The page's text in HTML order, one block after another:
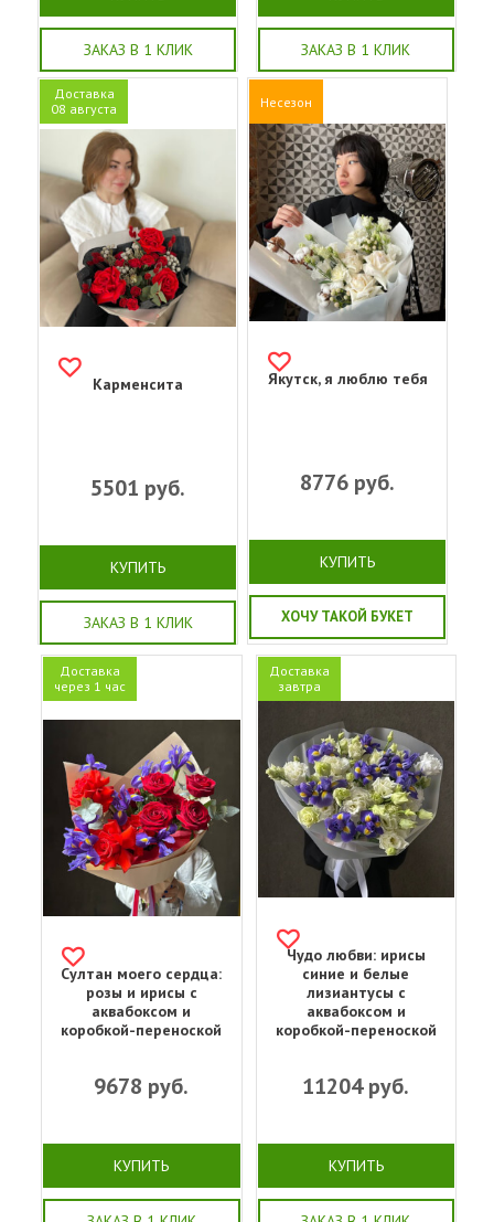
ЗАКАЗ В 1 КЛИК ЗАКАЗ В 1 КЛИК
Доставка
08 августа
Карменсита
5501 руб.
КУПИТЬ
ЗАКАЗ В 1 КЛИК
Несезон
Якутск, я люблю тебя
8776 руб.
КУПИТЬ
ХОЧУ ТАКОЙ БУКЕТ
Доставка
через 1 час
Султан моего сердца:
розы и ирисы с
аквабоксом и
коробкой-переноской
9678 руб.
КУПИТЬ
Доставка
завтра
Чудо любви: ирисы
синие и белые
лизиантусы с
аквабоксом и
коробкой-переноской
11204руб.
КУПИТЬ